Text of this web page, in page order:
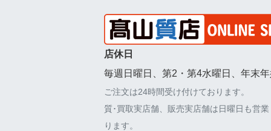
店休日
毎週日曜日、第2・第4水曜日、年末
ご注文は24時間受け付けております。
質･買取実店舗、販売実店舗は日曜日も営
ります。